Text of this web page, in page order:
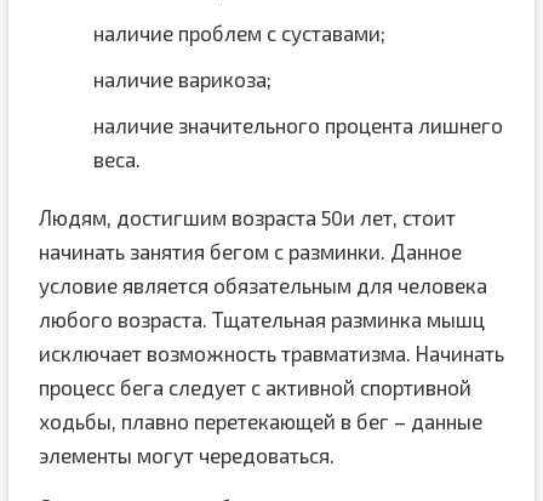
наличие проблем с суставами;
наличие варикоза;
наличие значительного процента лишнего
веса.
Людям, достигшим возраста 50и лет, стоит
начинать занятия бегом с разминки. Данное
условие является обязательным для человека
любого возраста. Тщательная разминка мышц
исключает возможность травматизма. Начинать
процесс бега следует с активной спортивной
ходьбы, плавно перетекающей в бег – данные
элементы могут чередоваться.